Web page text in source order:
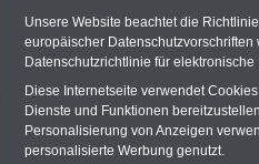
(Beamte &
geben (Medienberichten
mind.3.000 und 13.000
Broschüre heraus, die
Gesetzentwurfs der
(wahrscheinlich im
Broschüre.
Unsere Website beachtet die
europäischer
Datenschutzrichtlinie für
Diese Internetseite verwendet
Dienste und Funktionen
Personalisierung von Anzeigen
personalisierte Werbung genutzt.